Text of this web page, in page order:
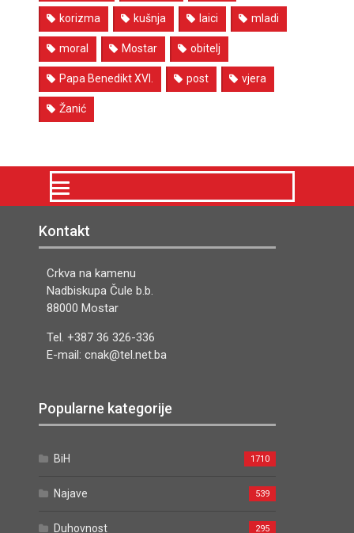
korizma kušnja laici mladi
moral Mostar obitelj
Papa Benedikt XVI. post vjera
Žanić
Kontakt
Crkva na kamenu
Nadbiskupa Čule b.b.
88000 Mostar
Tel. +387 36 326-336
E-mail: cnak@tel.net.ba
Popularne kategorije
BiH 1710
Najave 539
Duhovnost 295